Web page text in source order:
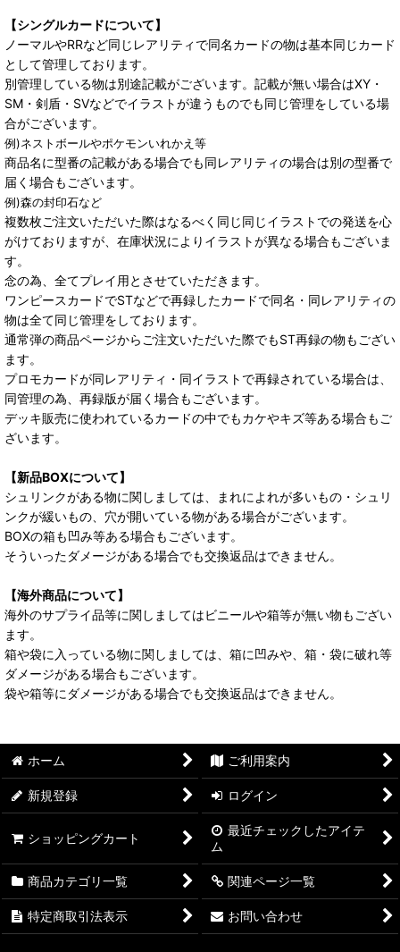
【シングルカードについて】
ノーマルやRRなど同じレアリティで同名カードの物は基本同じカード
として管理しております。
別管理している物は別途記載がございます。記載が無い場合はXY・
SM・剣盾・SVなどでイラストが違うものでも同じ管理をしている場
合がございます。
例)ネストボールやポケモンいれかえ等
商品名に型番の記載がある場合でも同レアリティの場合は別の型番で
届く場合もございます。
例)森の封印石など
複数枚ご注文いただいた際はなるべく同じ同じイラストでの発送を心
がけておりますが、在庫状況によりイラストが異なる場合もございま
す。
念の為、全てプレイ用とさせていただきます。
ワンピースカードでSTなどで再録したカードで同名・同レアリティの
物は全て同じ管理をしております。
通常弾の商品ページからご注文いただいた際でもST再録の物もござい
ます。
プロモカードが同レアリティ・同イラストで再録されている場合は、
同管理の為、再録版が届く場合もございます。
デッキ販売に使われているカードの中でもカケやキズ等ある場合もご
ざいます。
【新品BOXについて】
シュリンクがある物に関しましては、まれによれが多いもの・シュリ
ンクが緩いもの、穴が開いている物がある場合がございます。
BOXの箱も凹み等ある場合もございます。
そういったダメージがある場合でも交換返品はできません。
【海外商品について】
海外のサプライ品等に関しましてはビニールや箱等が無い物もござい
ます。
箱や袋に入っている物に関しましては、箱に凹みや、箱・袋に破れ等
ダメージがある場合もございます。
袋や箱等にダメージがある場合でも交換返品はできません。
ホーム ご利用案内
新規登録 ログイン
ショッピングカート
最近チェックしたアイテ
ム
商品カテゴリ一覧 関連ページ一覧
特定商取引法表示 お問い合わせ